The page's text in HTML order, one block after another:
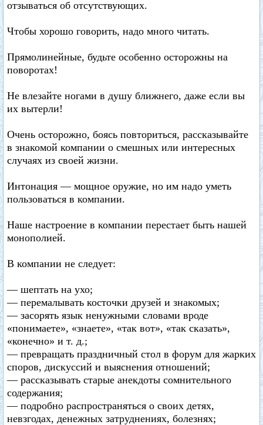
отзываться об отсутствующих.
Чтобы хорошо говорить, надо много читать.
Прямолинейные, будьте особенно осторожны на
поворотах!
Не влезайте ногами в душу ближнего, даже если вы
их вытерли!
Очень осторожно, боясь повториться, рассказывайте
в знакомой компании о смешных или интересных
случаях из своей жизни.
Интонация — мощное оружие, но им надо уметь
пользоваться в компании.
Наше настроение в компании перестает быть нашей
монополией.
В компании не следует:
— шептать на ухо;
— перемалывать косточки друзей и знакомых;
— засорять язык ненужными словами вроде
«понимаете», «знаете», «так вот», «так сказать»,
«конечно» и т. д.;
— превращать праздничный стол в форум для жарких
споров, дискуссий и выяснения отношений;
— рассказывать старые анекдоты сомнительного
содержания;
— подробно распространяться о своих детях,
невзгодах, денежных затруднениях, болезнях;